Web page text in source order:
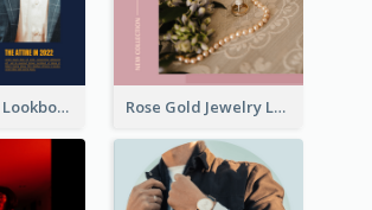
Men's Attire Lookbook Rose Gold Jewelry Lookbook